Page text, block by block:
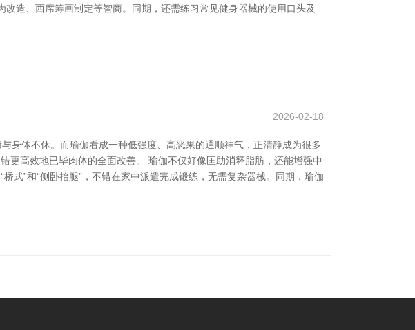
造、西席筹画制定等智商。同期，还需练习常见健身器械的使用口头及
2026-02-18
身体不休。而瑜伽看成一种低强度、高恶果的通顺神气，正清静成为很多
更高效地已毕肉体的全面改善。 瑜伽不仅好像匡助消释脂肪，还能增强中
式”和“侧卧抬腿”，不错在家中派遣完成锻练，无需复杂器械。同期，瑜伽